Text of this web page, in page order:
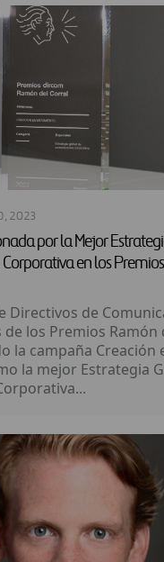
2023
por la Mejor
en los
Directivos de
los Premios Ramón
la campaña Creación
la mejor Estrategia